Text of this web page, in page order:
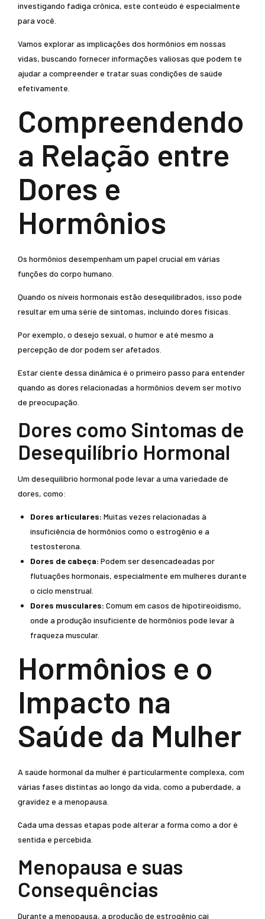
investigando fadiga crônica, este conteúdo é especialmente
para você.
Vamos explorar as implicações dos hormônios em nossas
vidas, buscando fornecer informações valiosas que podem te
ajudar a compreender e tratar suas condições de saúde
efetivamente.
Compreendendo
a Relação entre
Dores e
Hormônios
Os hormônios desempenham um papel crucial em várias
funções do corpo humano.
Quando os níveis hormonais estão desequilibrados, isso pode
resultar em uma série de sintomas, incluindo dores físicas.
Por exemplo, o desejo sexual, o humor e até mesmo a
percepção de dor podem ser afetados.
Estar ciente dessa dinâmica é o primeiro passo para entender
quando as dores relacionadas a hormônios devem ser motivo
de preocupação.
Dores como Sintomas de
Desequilíbrio Hormonal
Um desequilíbrio hormonal pode levar a uma variedade de
dores, como:
Dores articulares: Muitas vezes relacionadas à
insuficiência de hormônios como o estrogênio e a
testosterona.
Dores de cabeça: Podem ser desencadeadas por
flutuações hormonais, especialmente em mulheres durante
o ciclo menstrual.
Dores musculares: Comum em casos de hipotireoidismo,
onde a produção insuficiente de hormônios pode levar à
fraqueza muscular.
Hormônios e o
Impacto na
Saúde da Mulher
A saúde hormonal da mulher é particularmente complexa, com
várias fases distintas ao longo da vida, como a puberdade, a
gravidez e a menopausa.
Cada uma dessas etapas pode alterar a forma como a dor é
sentida e percebida.
Menopausa e suas
Consequências
Durante a menopausa, a produção de estrogênio cai